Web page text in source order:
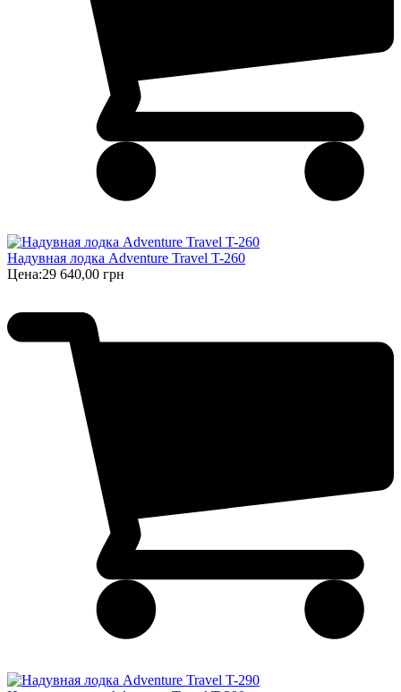
Надувная лодка Adventure Travel T-260
Цена:29 640,00 грн